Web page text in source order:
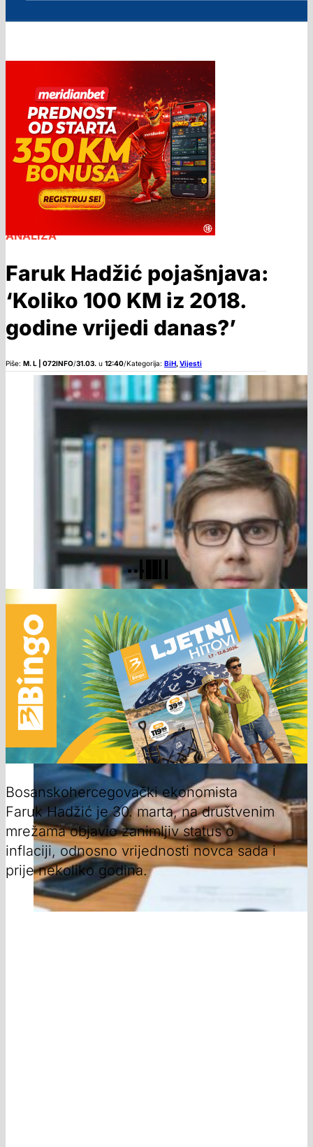
ANALIZA
Faruk Hadžić pojašnjava:
‘Koliko 100 KM iz 2018.
godine vrijedi danas?’
Piše: M. L | 072INFO/31.03. u 12:40/Kategorija: BiH,Vijesti
Bosanskohercegovački ekonomista
Faruk Hadžić je 30. marta, na društvenim
mrežama objavio zanimljiv status o
inflaciji, odnosno vrijednosti novca sada i
prije nekoliko godina.